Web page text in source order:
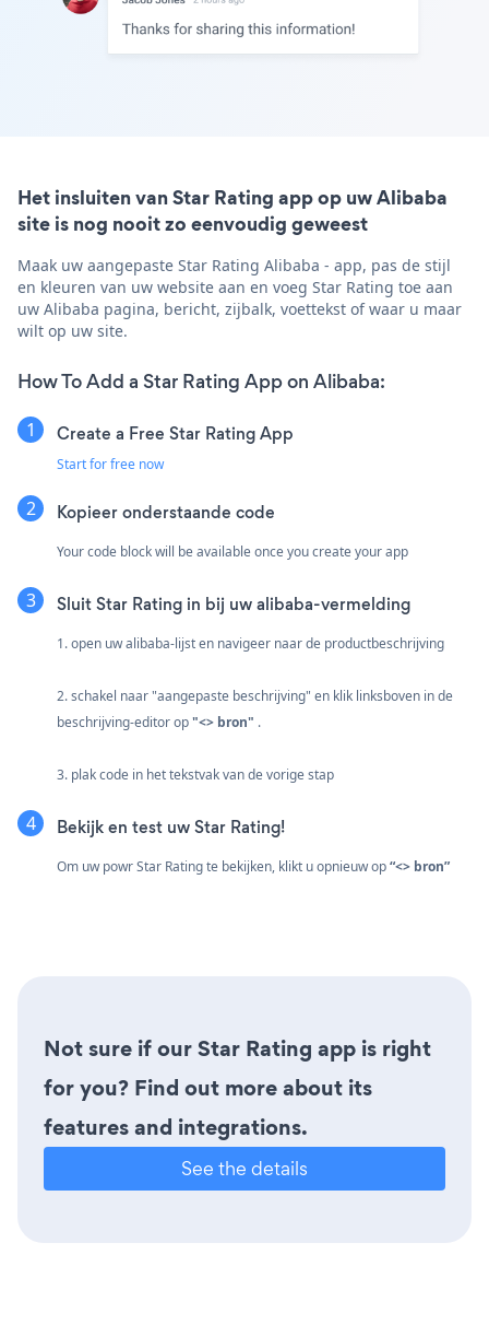
Het insluiten van Star Rating app op uw Alibaba
site is nog nooit zo eenvoudig geweest
Maak uw aangepaste Star Rating Alibaba - app, pas de stijl
en kleuren van uw website aan en voeg Star Rating toe aan
uw Alibaba pagina, bericht, zijbalk, voettekst of waar u maar
wilt op uw site.
How To Add a Star Rating App on Alibaba:
Create a Free Star Rating App
Start for free now
Kopieer onderstaande code
Your code block will be available once you create your app
Sluit Star Rating in bij uw alibaba-vermelding
1. open uw alibaba-lijst en navigeer naar de productbeschrijving
2. schakel naar "aangepaste beschrijving" en klik linksboven in de
beschrijving-editor op"<> bron" .
3. plak code in het tekstvak van de vorige stap
Bekijk en test uw Star Rating!
Om uw powr Star Rating te bekijken, klikt u opnieuw op“<> bron”
Not sure if our Star Rating app is right
for you? Find out more about its
features and integrations.
See the details